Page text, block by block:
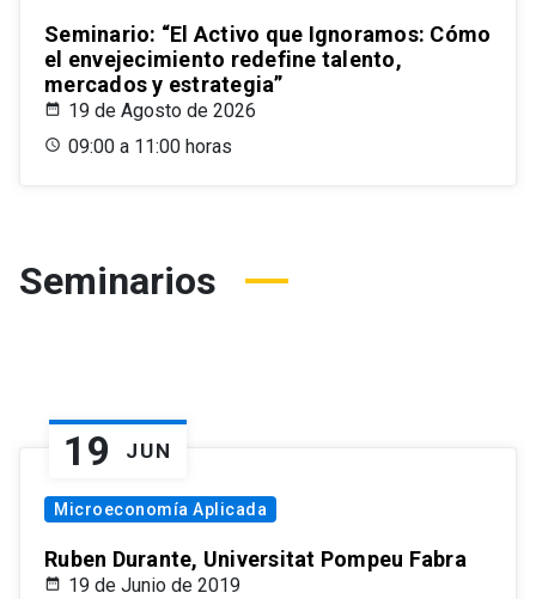
Seminario: “El Activo que Ignoramos: Cómo
el envejecimiento redefine talento,
mercados y estrategia”
19 de Agosto de 2026
09:00 a 11:00 horas
Seminarios
19 JUN
Microeconomía Aplicada
Ruben Durante, Universitat Pompeu Fabra
19 de Junio de 2019